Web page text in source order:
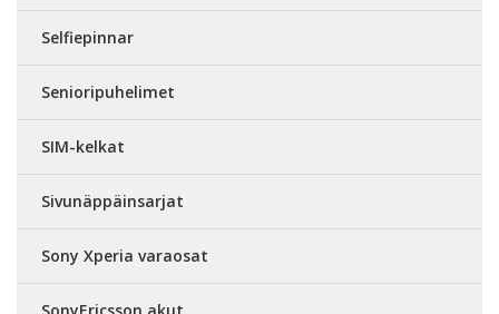
Selfiepinnar
Senioripuhelimet
SIM-kelkat
Sivunäppäinsarjat
Sony Xperia varaosat